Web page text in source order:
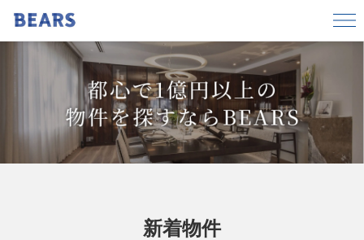
都心で1億円以上の
物件を探すならBEARS
新着物件
港区
渋谷区
千代田区
中央区
文京区
新宿区
品川区
東京都渋谷区
港区白金台3丁目
価格